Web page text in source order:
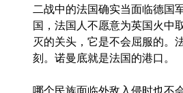
二战中的法国确实当面临德国
国，法国人不愿意为英国火中
灭的关头，它是不会屈服的。
刻。诺曼底就是法国的港口。